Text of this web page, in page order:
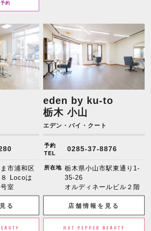
約
市浦和区
Locoは
室
る
eden by ku-to
栃木 小山
エデン・バイ・クート
予約
TEL
0285-37-8876
所在地 栃木県小山市駅東通り1-
35-26
オルディネールビル２階
店舗情報を見る
HOT PEPPER BEAUTY